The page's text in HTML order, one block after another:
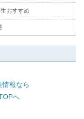
おすすめ
報なら
へ